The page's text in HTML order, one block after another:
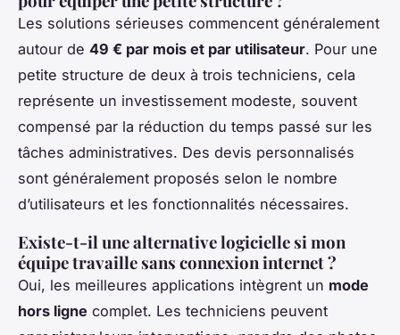
Les solutions sérieuses commencent généralement
autour de 49 € par mois et par utilisateur. Pour une
petite structure de deux à trois techniciens, cela
représente un investissement modeste, souvent
compensé par la réduction du temps passé sur les
tâches administratives. Des devis personnalisés
sont généralement proposés selon le nombre
d’utilisateurs et les fonctionnalités nécessaires.
Existe-t-il une alternative logicielle si mon
équipe travaille sans connexion internet ?
Oui, les meilleures applications intègrent un mode
hors ligne complet. Les techniciens peuvent